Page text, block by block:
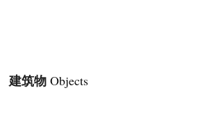
建筑物Objects